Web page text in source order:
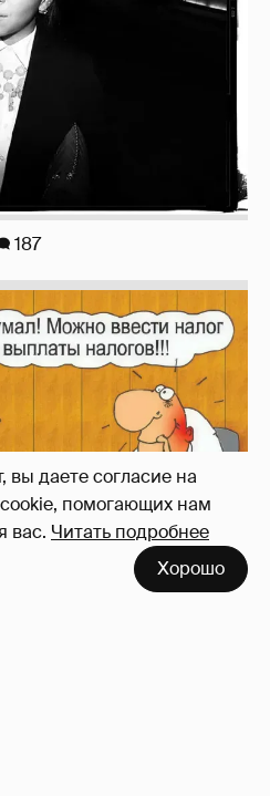
вы даете согласие на
помогающих нам
вас. Читать подробнее
Хорошо
налоги? (или:
когда мы